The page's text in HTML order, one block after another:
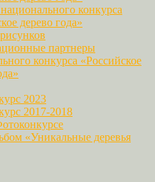
конкурса
дерево года»
партнеры
конкурса «Российское
2023
2017-2018
«Уникальные деревья